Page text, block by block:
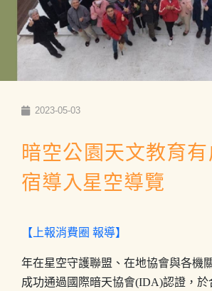
2023-05-03
暗空公園天文教育
宿導入星空導覽
【上報消費圈 報導】
年在星空守護聯盟、在地協會與各機
成功通過國際暗天協會(IDA)認證，於